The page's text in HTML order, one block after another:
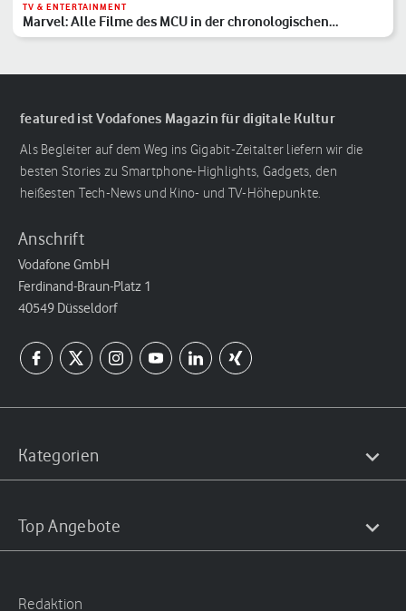
TV & ENTERTAINMENT
Marvel: Alle Filme des MCU in der chronologischen
Reihenfolge
featured ist Vodafones Magazin für digitale Kultur
Als Begleiter auf dem Weg ins Gigabit-Zeitalter liefern wir die
besten Stories zu Smartphone-Highlights, Gadgets, den
heißesten Tech-News und Kino- und TV-Höhepunkte.
Anschrift
Vodafone GmbH
Ferdinand-Braun-Platz 1
40549 Düsseldorf
Kategorien
Top Angebote
Redaktion